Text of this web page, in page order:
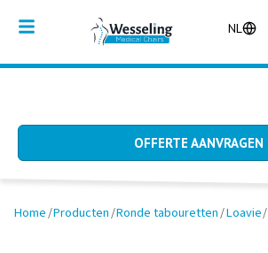
NL
OFFERTE AANVRAGEN
Home/Producten/Ronde tabouretten/Loavie/